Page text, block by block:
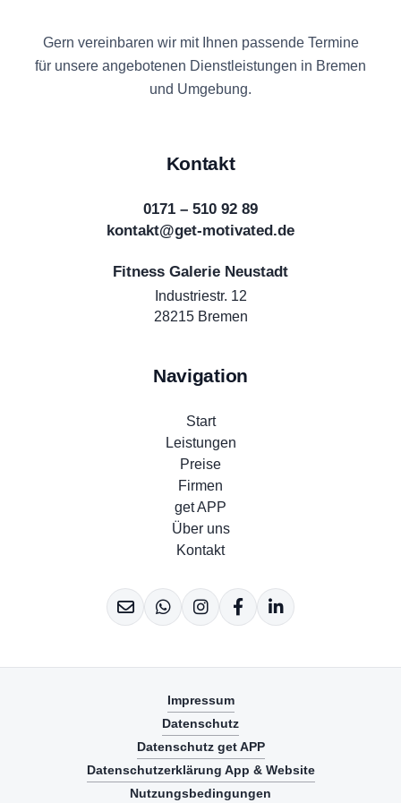
Gern vereinbaren wir mit Ihnen passende Termine
für unsere angebotenen Dienstleistungen in Bremen
und Umgebung.
Kontakt
0171 – 510 92 89
kontakt@get-motivated.de
Fitness Galerie Neustadt
Industriestr. 12
28215 Bremen
Navigation
Start
Leistungen
Preise
Firmen
get APP
Über uns
Kontakt
Impressum
Datenschutz
Datenschutz get APP
Datenschutzerklärung App & Website
Nutzungsbedingungen